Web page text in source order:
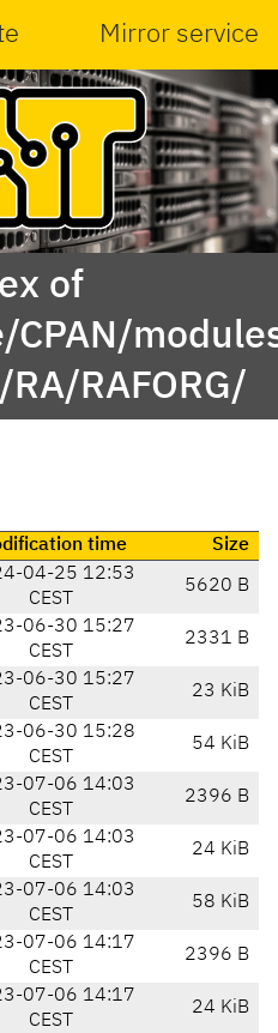
Mirror service
of
RAFORG/
time Size
04-25 12:53
CEST
5620 B
06-30 15:27
CEST
2331 B
06-30 15:27
CEST
23 KiB
06-30 15:28
CEST
54 KiB
07-06 14:03
CEST
2396 B
07-06 14:03
CEST
24 KiB
07-06 14:03
CEST
58 KiB
07-06 14:17
CEST
2396 B
07-06 14:17
CEST
24 KiB